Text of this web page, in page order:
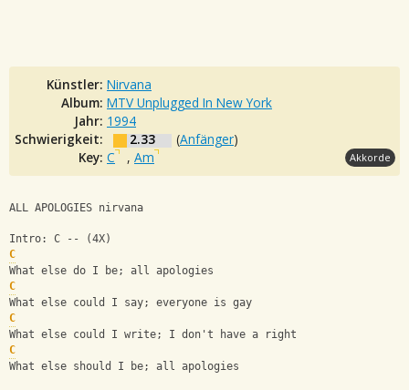
Künstler: Nirvana
Album: MTV Unplugged In New York
Jahr: 1994
Schwierigkeit:
2.33 (Anfänger)
Key: C , Am Akkorde
ALL APOLOGIES nirvana
Intro: C -- (4X)
C
What else do I be; all apologies
C
What else could I say; everyone is gay
C
What else could I write; I don't have a right
C
What else should I be; all apologies